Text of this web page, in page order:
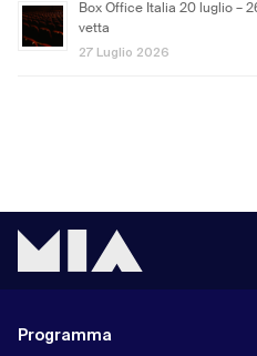
Box Office Italia 20 luglio –
vetta
27 Luglio 2026
Programma